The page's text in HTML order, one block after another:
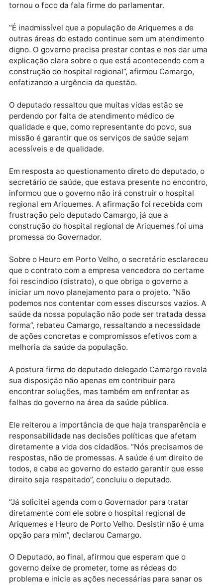
A situação da saúde pública no estado, que tem sido
uma preocupação constante entre os cidadãos, se
tornou o foco da fala firme do parlamentar.
“É inadmissível que a população de Ariquemes e de
outras áreas do estado continue sem um
digno. O governo precisa prestar contas e nos dar
explicação clara sobre o que está acontecendo com
construção do hospital regional”, afirmou Camargo,
enfatizando a urgência da questão.
O deputado ressaltou que muitas vidas estão se
perdendo por falta de atendimento médico de
qualidade e que, como representante do povo, sua
missão é garantir que os serviços de saúde sejam
acessíveis e de qualidade.
secretário de saúde, que estava presente no
informou que o governo não irá construir o hospital
regional em Ariquemes. A afirmação foi recebida
frustração pelo deputado Camargo, já que a
construção do hospital regional de Ariquemes foi
promessa do Governador.
Sobre o Heuro em Porto Velho, o secretário
foi rescindido (distrato), o que obriga o governo a
iniciar um novo planejamento para o projeto. “Não
podemos nos contentar com esses discursos vazios.
saúde da nossa população não pode ser tratada
forma”, rebateu Camargo, ressaltando a necessidade
de ações concretas e compromissos efetivos com a
melhoria da saúde da população.
A postura firme do deputado delegado Camargo
sua disposição não apenas em contribuir para
falhas do governo na área da saúde pública.
Ele reiterou a importância de que haja
responsabilidade nas decisões políticas que afetam
diretamente a vida dos cidadãos. “Nós precisamos
respostas, não de promessas. A saúde é um direito
todos, e cabe ao governo do estado garantir que